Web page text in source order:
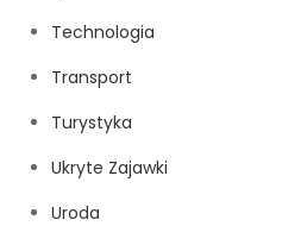
Technologia
Transport
Turystyka
Ukryte Zajawki
Uroda